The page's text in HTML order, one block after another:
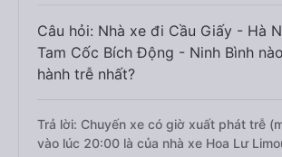
Câu hỏi: Nhà xe đi Cầu Giấy - Hà
Tam Cốc Bích Động - Ninh Bình
hành trễ nhất?
Trả lời: Chuyến xe có giờ xuất phát trễ
vào lúc 20:00 là của nhà xe Hoa Lư